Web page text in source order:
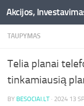
Skip to content
TAUPYMAS
Telia planai
tinkamiausią
BY BESOCIAI.LT · 2024 13